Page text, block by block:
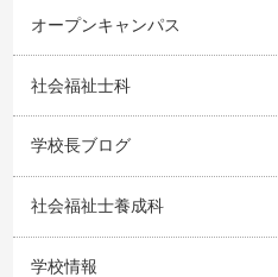
オープンキャンパス
社会福祉士科
学校長ブログ
社会福祉士養成科
学校情報